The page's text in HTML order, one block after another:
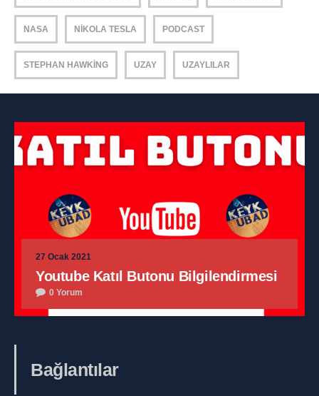
NASA NIKOLA TESLA PODCAST
STEPHAN HAWKING UZAY UZAYLILAR
27 Ocak 2021
Youtube Katıl Butonu Bilgilendirmesi
0 Yorum
Bağlantılar